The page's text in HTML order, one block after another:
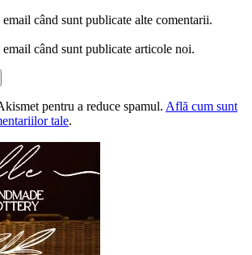
când sunt publicate alte comentarii.
când sunt publicate articole noi.
pentru a reduce spamul. Află cum sunt
tale.